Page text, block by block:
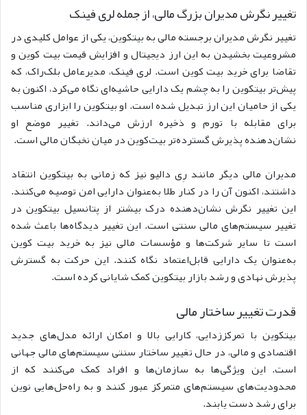
تغییر نگرش مدیران بزرگ مالی، از جمله لری فینک
تغییر نگرش مدیران برجسته مالی به بیتکوین، یکی از عوامل کلیدی در
مشروعیت بخشیدن به این ارز دیجیتال و افزایش قیمت بیت کوین و
تقاضا برای خرید بیت کوین است. لری فینک، مدیرعامل بلک‌راک، که
پیش‌تر بیتکوین را به چشم یک دارایی حاشیه‌ای نگاه می‌کرد، اکنون به
یکی از حامیان این ارز تبدیل شده است. او بیتکوین را ابزاری مناسب
برای مقابله با تورم و ذخیره ارزش می‌داند. تغییر موضع او
نشان‌دهنده پذیرش گسترده‌تر بیت‌کوین در میان نخبگان مالی است.
مدیران مالی دیگر مانند رِی دالیو نیز که زمانی به بیتکوین انتقاد
داشتند، اکنون آن را در کنار طلا به‌عنوان دارایی امن توصیه می‌کنند.
این تغییر نگرش نشان‌دهنده درک بیشتر از پتانسیل بیتکوین در
تغییر سیستم‌های مالی سنتی است. این تغییر دیدگاه‌ها باعث شده
است تا سایر شرکت‌ها و مؤسسات مالی نیز به خرید بیت کوین
به‌عنوان یک دارایی قابل‌اعتماد نگاه کنند. این حرکت به گسترش
پذیرش نهادی و رشد بازار بیتکوین کمک شایانی کرده است.
قدرت تغییر ساختار مالی
بیتکوین با تمرکززدایی، کارایی بالا و امکان ارائه مدل‌های جدید
اقتصادی و مالی، در حال تغییر ساختار سنتی سیستم‌های مالی جهانی
است. این ویژگی‌ها به سازمان‌ها و افراد کمک می‌کنند که از
محدودیت‌های سیستم‌های متمرکز عبور کنند و به راه‌حل‌هایی نوین
برای رشد دست یابند.